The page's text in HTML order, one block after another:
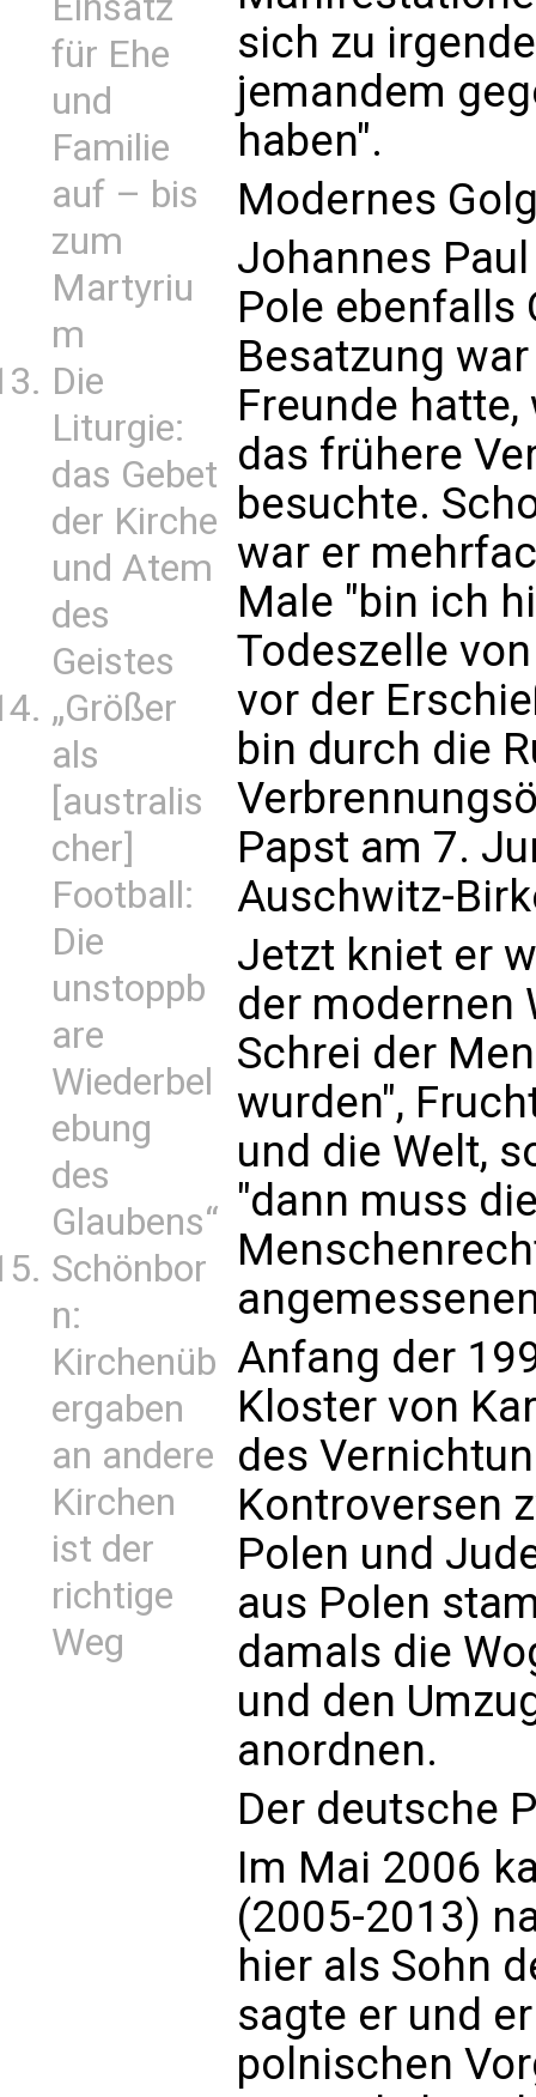
für Ehe
und
Familie
auf – bis
zum
Martyriu
m
Die
Liturgie:
das Gebet
der Kirche
und Atem
des
Geistes
„Größer
als
[australis
cher]
Football:
Die
unstoppb
are
Wiederbel
ebung
des
Glaubens“
Schönbor
n:
Kirchenüb
ergaben
an andere
Kirchen
ist der
richtige
Weg
sich zu
jemandem
haben".
Modernes
Johannes
Pole ebenfalls
Besatzung
Freunde
das frühere
besuchte.
war er
Male "bin ich
Todeszelle
vor der
bin durch die
Papst am 7.
Auschwitz-
Jetzt kniet er
der modernen
Schrei der
wurden",
und die Welt,
"dann muss
Anfang der
Kloster von
des
Kontroversen
Polen und
aus Polen
damals die
und den
anordnen.
Der deutsche
Im Mai 2006
(2005-2013)
hier als Sohn
sagte er und
polnischen